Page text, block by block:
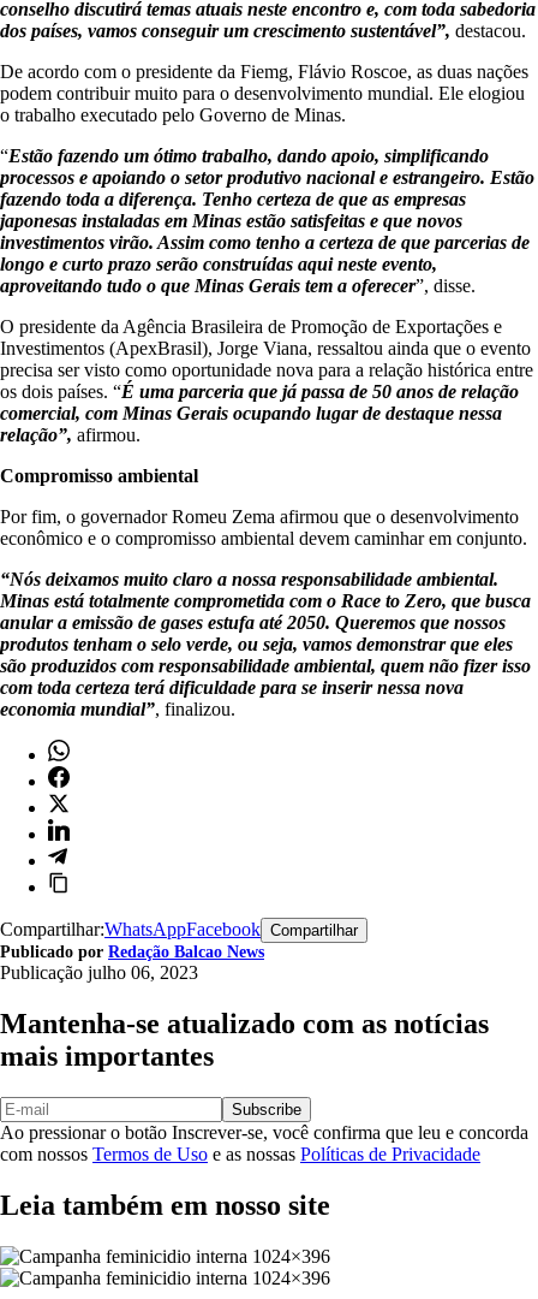
conselho discutirá temas atuais neste encontro e, com toda sabedoria
dos países, vamos conseguir um crescimento sustentável”, destacou.
De acordo com o presidente da Fiemg, Flávio Roscoe, as duas nações
podem contribuir muito para o desenvolvimento mundial. Ele elogiou
o trabalho executado pelo Governo de Minas.
“Estão fazendo um ótimo trabalho, dando apoio, simplificando
processos e apoiando o setor produtivo nacional e estrangeiro. Estão
fazendo toda a diferença. Tenho certeza de que as empresas
japonesas instaladas em Minas estão satisfeitas e que novos
investimentos virão. Assim como tenho a certeza de que parcerias de
longo e curto prazo serão construídas aqui neste evento,
aproveitando tudo o que Minas Gerais tem a oferecer”, disse.
O presidente da Agência Brasileira de Promoção de Exportações e
Investimentos (ApexBrasil), Jorge Viana, ressaltou ainda que o evento
precisa ser visto como oportunidade nova para a relação histórica entre
os dois países. “É uma parceria que já passa de 50 anos de relação
comercial, com Minas Gerais ocupando lugar de destaque nessa
relação”, afirmou.
Compromisso ambiental
Por fim, o governador Romeu Zema afirmou que o desenvolvimento
econômico e o compromisso ambiental devem caminhar em conjunto.
“Nós deixamos muito claro a nossa responsabilidade ambiental.
Minas está totalmente comprometida com o Race to Zero, que busca
anular a emissão de gases estufa até 2050. Queremos que nossos
produtos tenham o selo verde, ou seja, vamos demonstrar que eles
são produzidos com responsabilidade ambiental, quem não fizer isso
com toda certeza terá dificuldade para se inserir nessa nova
economia mundial”, finalizou.
Compartilhar:WhatsAppFacebook Compartilhar
Publicado por Redação Balcao News
Publicação julho 06, 2023
Mantenha-se atualizado com as notícias
mais importantes
Subscribe
Ao pressionar o botão Inscrever-se, você confirma que leu e concorda
com nossos Termos de Uso e as nossas Políticas de Privacidade
Leia também em nosso site